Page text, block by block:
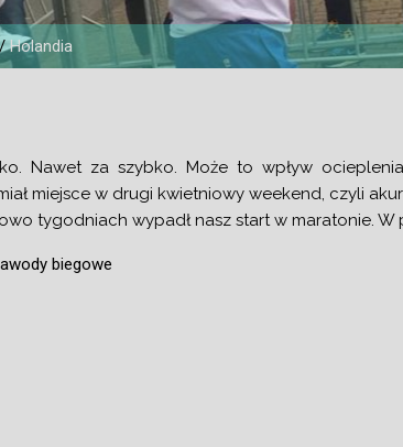
Holandia
Nawet za szybko. Może to wpływ
miejsce w drugi kwietniowy weekend, czyli
tygodniach wypadł nasz start w maratonie. W
biegowe